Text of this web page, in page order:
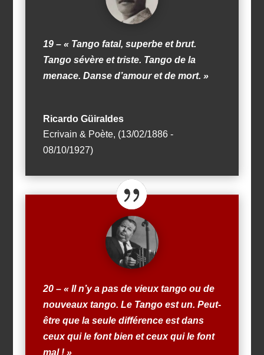
19 – « Tango fatal, superbe et brut.
Tango sévère et triste. Tango de la
menace. Danse d’amour et de mort. »
Ricardo Güiraldes
Ecrivain & Poète, (13/02/1886 -
08/10/1927)
20 – « Il n’y a pas de vieux tango ou de
nouveaux tango. Le Tango est un. Peut-
être que la seule différence est dans
ceux qui le font bien et ceux qui le font
mal! »